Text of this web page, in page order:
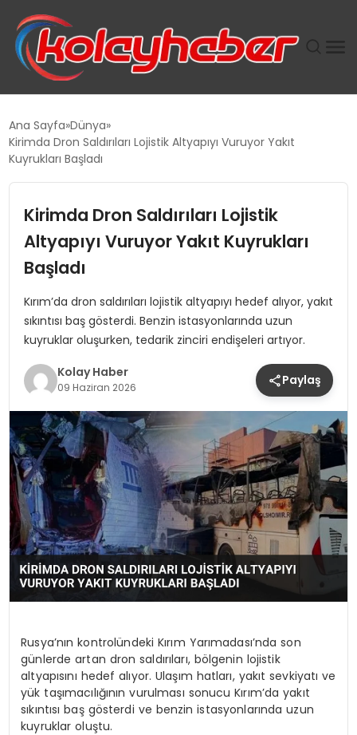
SUWEN’IN İSTIHDAM MODELI EKONOMIDE KADIN
TANYER YAPI ZEMIN MÜHENDISLIĞINDE HEDEF
BÜYÜTTÜ
TOROSLAR’DA PAZAR GERGİNLİĞİ!
Ana Sayfa Dünya
Kirimda Dron Saldırıları Lojistik Altyapıyı Vuruyor Yakıt
Kuyrukları Başladı
Kirimda Dron Saldırıları Lojistik
Altyapıyı Vuruyor Yakıt Kuyrukları
Başladı
Kırım’da dron saldırıları lojistik altyapıyı hedef alıyor, yakıt
sıkıntısı baş gösterdi. Benzin istasyonlarında uzun
kuyruklar oluşurken, tedarik zinciri endişeleri artıyor.
Kolay Haber
09 Haziran 2026 Paylaş
Rusya’nın kontrolündeki Kırım Yarımadası’nda son
günlerde artan dron saldırıları, bölgenin lojistik
altyapısını hedef alıyor. Ulaşım hatları, yakıt sevkiyatı ve
yük taşımacılığının vurulması sonucu Kırım’da yakıt
sıkıntısı baş gösterdi ve benzin istasyonlarında uzun
kuyruklar oluştu.